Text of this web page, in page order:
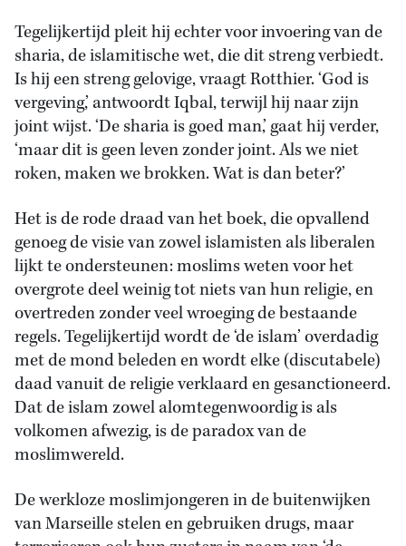
Tegelijkertijd pleit hij echter voor invoering van de
sharia, de islamitische wet, die dit streng verbiedt.
Is hij een streng gelovige, vraagt Rotthier. ‘God is
vergeving,’ antwoordt Iqbal, terwijl hij naar zijn
joint wijst. ‘De sharia is goed man,’ gaat hij verder,
‘maar dit is geen leven zonder joint. Als we niet
roken, maken we brokken. Wat is dan beter?’
Het is de rode draad van het boek, die opvallend
genoeg de visie van zowel islamisten als liberalen
lijkt te ondersteunen: moslims weten voor het
overgrote deel weinig tot niets van hun religie, en
overtreden zonder veel wroeging de bestaande
regels. Tegelijkertijd wordt de ‘de islam’ overdadig
met de mond beleden en wordt elke (discutabele)
daad vanuit de religie verklaard en gesanctioneerd.
Dat de islam zowel alomtegenwoordig is als
volkomen afwezig, is de paradox van de
moslimwereld.
De werkloze moslimjongeren in de buitenwijken
van Marseille stelen en gebruiken drugs, maar